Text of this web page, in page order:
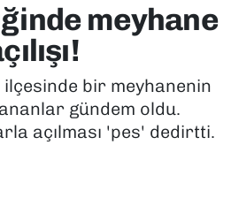
meyhane
ilçesinde bir meyhanenin
gündem oldu.
açılması 'pes' dedirtti.